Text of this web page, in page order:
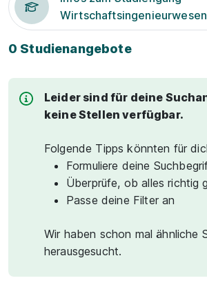
Wirtschaftsingenieurwesen
0 Studienangebote
Leider sind für deine
keine Stellen verfügbar.
Folgende Tipps könnten für
Formuliere deine
Überprüfe, ob alles richtig
Passe deine Filter an
Wir haben schon mal ähnliche
herausgesucht.